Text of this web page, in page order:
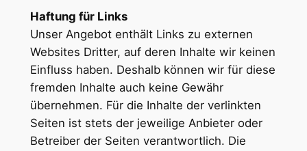
Haftung für Links
Unser Angebot enthält Links zu externen
Websites Dritter, auf deren Inhalte wir keinen
Einfluss haben. Deshalb können wir für diese
fremden Inhalte auch keine Gewähr
übernehmen. Für die Inhalte der verlinkten
Seiten ist stets der jeweilige Anbieter oder
Betreiber der Seiten verantwortlich. Die